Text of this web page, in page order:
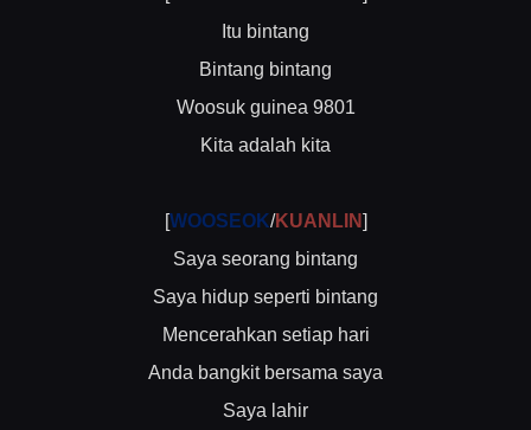
Itu bintang
Bintang bintang
Woosuk guinea 9801
Kita adalah kita
[WOOSEOK/KUANLIN]
Saya seorang bintang
Saya hidup seperti bintang
Mencerahkan setiap hari
Anda bangkit bersama saya
Saya lahir